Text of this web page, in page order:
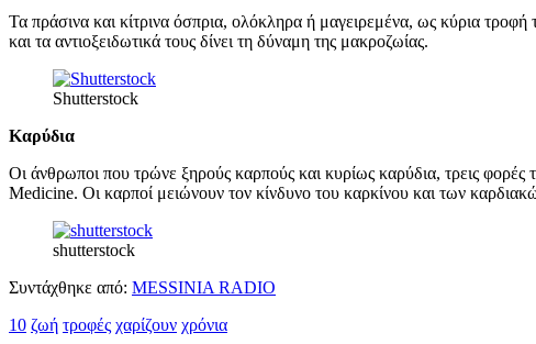
Τα πράσινα και κίτρινα όσπρια, ολόκληρα ή μαγειρεμένα, ως κύρια
και τα αντιοξειδωτικά τους δίνει τη δύναμη της μακροζωίας.
Shutterstock
Καρύδια
Οι άνθρωποι που τρώνε ξηρούς καρπούς και κυρίως καρύδια, τρεις
Medicine. Οι καρποί μειώνουν τον κίνδυνο του καρκίνου και των
shutterstock
Συντάχθηκε από: MESSINIA RADIO
10 ζωή τροφές χαρίζουν χρόνια